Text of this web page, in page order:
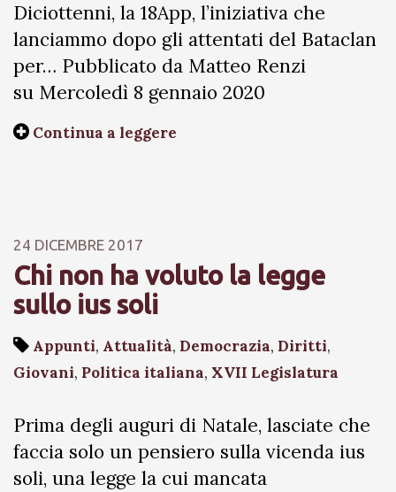
Diciottenni, la 18App, l’iniziativa che
lanciammo dopo gli attentati del Bataclan
per… Pubblicato da Matteo Renzi
su Mercoledì 8 gennaio 2020
Continua a leggere
24 DICEMBRE 2017
Chi non ha voluto la legge
sullo ius soli
Appunti, Attualità, Democrazia, Diritti,
Giovani, Politica italiana, XVII Legislatura
Prima degli auguri di Natale, lasciate che
faccia solo un pensiero sulla vicenda ius
soli, una legge la cui mancata